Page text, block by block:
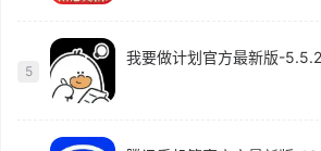
5
我要做计划官方最新版-5.5.2